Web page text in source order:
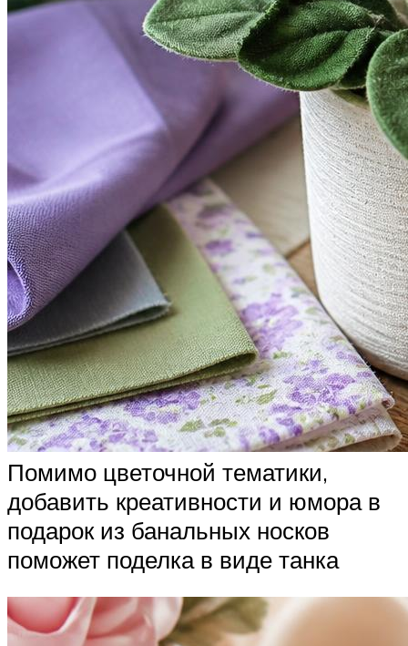
Помимо цветочной тематики,
добавить креативности и юмора в
подарок из банальных носков
поможет поделка в виде танка